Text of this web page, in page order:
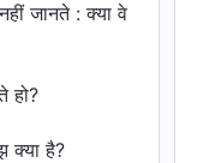
जानते : क्या वे
हो?
क्या है?